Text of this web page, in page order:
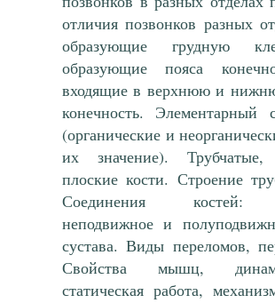
отличия позвонков разных
образующие грудную
образующие пояса
входящие в верхнюю и
конечность. Элементарный
(органические и
их значение).
плоские кости. Строение
Соединения костей:
неподвижное и
сустава. Виды переломов,
Свойства мышц,
статическая работа,